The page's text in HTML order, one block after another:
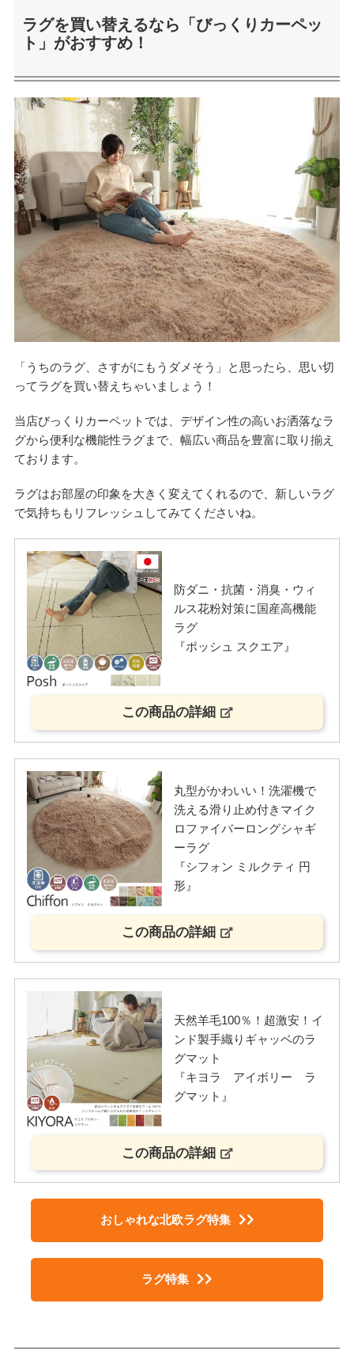
ラグを買い替えるなら「びっくりカーペッ
ト」がおすすめ！
「うちのラグ、さすがにもうダメそう」と思ったら、思い切
ってラグを買い替えちゃいましょう！
当店びっくりカーペットでは、デザイン性の高いお洒落なラ
グから便利な機能性ラグまで、幅広い商品を豊富に取り揃え
ております。
ラグはお部屋の印象を大きく変えてくれるので、新しいラグ
で気持ちもリフレッシュしてみてくださいね。
防ダニ・抗菌・消臭・ウィ
ルス花粉対策に国産高機能
ラグ
『ポッシュ スクエア』
この商品の詳細
丸型がかわいい！洗濯機で
洗える滑り止め付きマイク
ロファイバーロングシャギ
ーラグ
『シフォン ミルクティ 円
形』
この商品の詳細
天然羊毛100％！超激安！イ
ンド製手織りギャッベのラ
グマット
『キヨラ アイボリー ラ
グマット』
この商品の詳細
おしゃれな北欧ラグ特集
ラグ特集